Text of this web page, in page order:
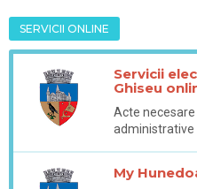
SERVICII ONLINE
Servicii
Ghiseu
Acte
administrative
My